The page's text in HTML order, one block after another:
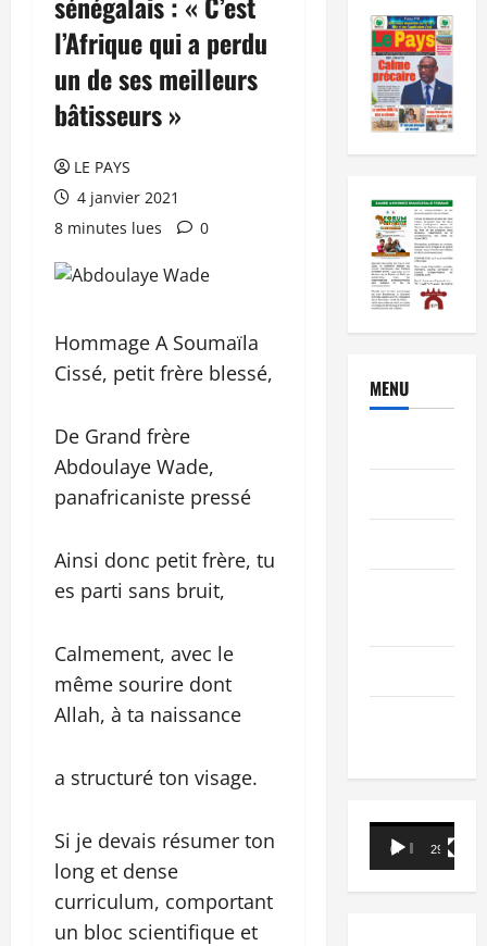
l’Afrique qui a perdu
un de ses meilleurs
bâtisseurs »
LE PAYS
4 janvier 2021
8 minutes lues
0
Hommage A Soumaïla
Cissé, petit frère blessé,
De Grand frère
Abdoulaye Wade,
panafricaniste pressé
Ainsi donc petit frère, tu
es parti sans bruit,
Calmement, avec le
même sourire dont
Allah, à ta naissance
a structuré ton visage.
Si je devais résumer ton
long et dense
curriculum, comportant
un bloc scientifique et
MENU
Lecteur
vidéo
00:00 29:21